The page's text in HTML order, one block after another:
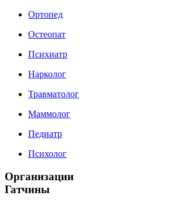
Ортопед
Остеопат
Психиатр
Нарколог
Травматолог
Маммолог
Педиатр
Психолог
Организации
Гатчины